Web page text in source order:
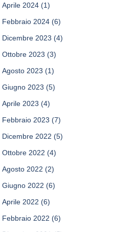
Aprile 2024 (1)
Febbraio 2024 (6)
Dicembre 2023 (4)
Ottobre 2023 (3)
Agosto 2023 (1)
Giugno 2023 (5)
Aprile 2023 (4)
Febbraio 2023 (7)
Dicembre 2022 (5)
Ottobre 2022 (4)
Agosto 2022 (2)
Giugno 2022 (6)
Aprile 2022 (6)
Febbraio 2022 (6)